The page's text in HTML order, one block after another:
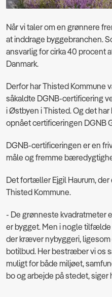
Når vi taler om en grønnere
at inddrage byggebranchen.
ansvarlig for cirka 40 procent
Danmark.
Derfor har Thisted Kommune
såkaldte DGNB-certificering
i Østbyen i Thisted. Og det
opnået certificeringen DGNB
DGNB-certificeringen er en
måle og fremme
Det fortæller Ejgil Haurum,
Thisted Kommune.
- De grønneste kvadratmeter
er bygget. Men i nogle
der kræver nybyggeri,
botilbud. Her bestræber vi os
muligt for både miljøet,
bo og arbejde på stedet, siger